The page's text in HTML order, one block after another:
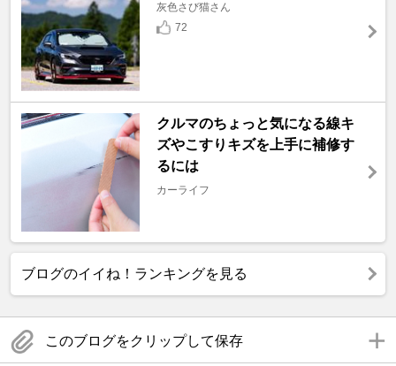
灰色さび猫さん
72
クルマのちょっと気になる線キ
ズやこすりキズを上手に補修す
るには
カーライフ
ブログのイイね！ランキングを見る
このブログをクリップして保存